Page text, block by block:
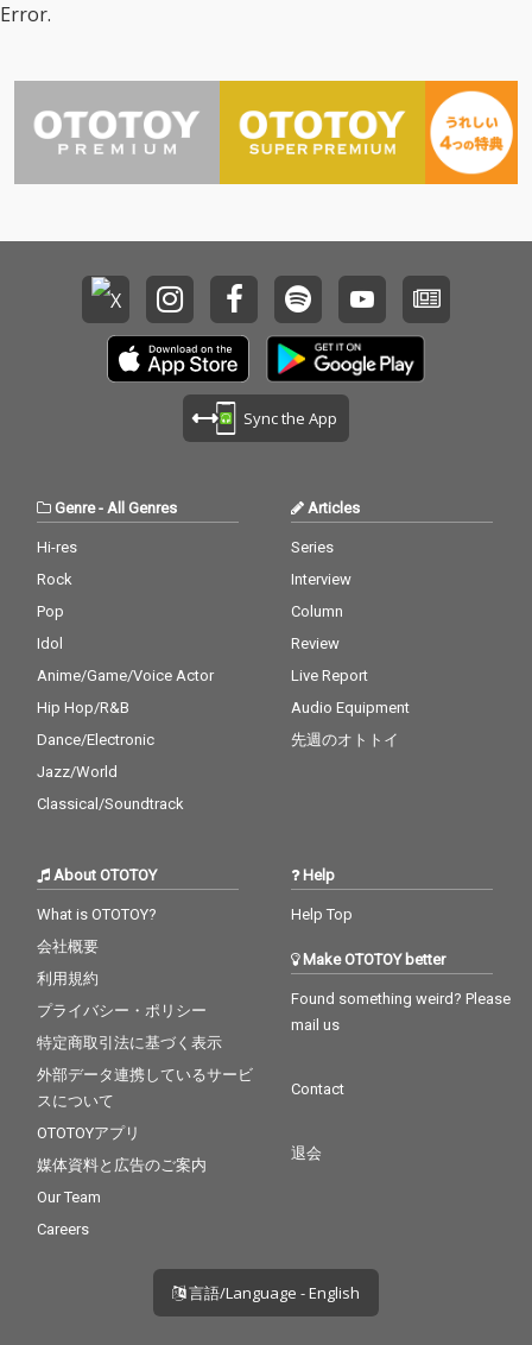
Error.
Sync the App
Genre- All Genres
Hi-res
Rock
Pop
Idol
Anime/Game/Voice Actor
Hip Hop/R&B
Dance/Electronic
Jazz/World
Classical/Soundtrack
Articles
Series
Interview
Column
Review
Live Report
Audio Equipment
先週のオトトイ
About OTOTOY
What is OTOTOY?
会社概要
利用規約
プライバシー・ポリシー
特定商取引法に基づく表示
外部データ連携しているサービ
スについて
OTOTOYアプリ
媒体資料と広告のご案内
Our Team
Careers
Help
Help Top
Make OTOTOY better
Found something weird? Please
mail us
Contact
退会
言語/Language - English